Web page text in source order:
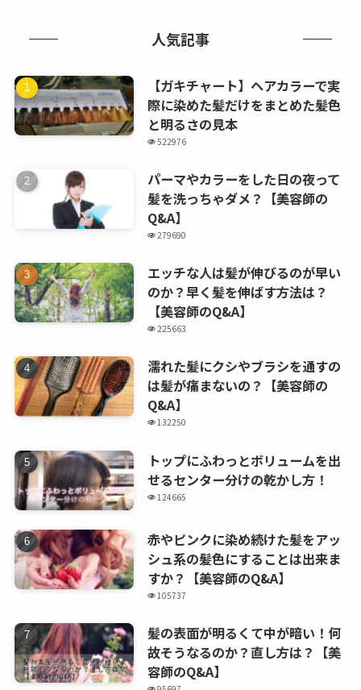
人気記事
【ガキチャート】ヘアカラーで実
際に染めた髪だけをまとめた髪色
と明るさの見本
522976
パーマやカラーをした日の夜って
髪を洗っちゃダメ？【美容師の
Q&A】
279690
エッチな人は髪が伸びるのが早い
のか？早く髪を伸ばす方法は？
【美容師のQ&A】
225663
濡れた髪にクシやブラシを通すの
は髪が痛まないの？【美容師の
Q&A】
132250
トップにふわっとボリュームを出
せるセンター分けの乾かし方！
124665
赤やピンクに染め続けた髪をアッ
シュ系の髪色にすることは出来ま
すか？【美容師のQ&A】
105737
髪の表面が明るくて中が暗い！何
故そうなるのか？直し方は？【美
容師のQ&A】